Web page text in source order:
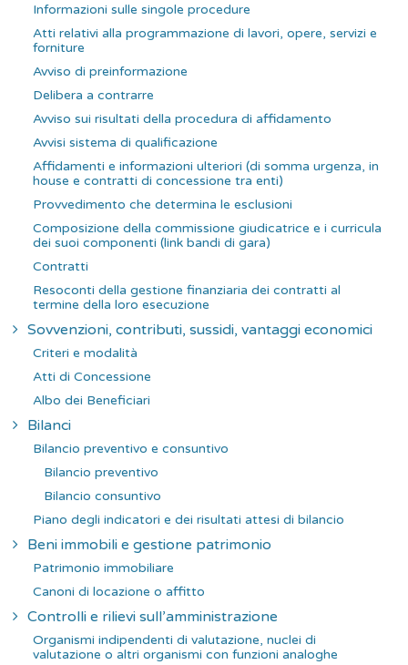
Informazioni sulle singole procedure
Atti relativi alla programmazione di lavori, opere, servizi e
forniture
Avviso di preinformazione
Delibera a contrarre
Avviso sui risultati della procedura di affidamento
Avvisi sistema di qualificazione
Affidamenti e informazioni ulteriori (di somma urgenza, in
house e contratti di concessione tra enti)
Provvedimento che determina le esclusioni
Composizione della commissione giudicatrice e i curricula
dei suoi componenti (link bandi di gara)
Contratti
Resoconti della gestione finanziaria dei contratti al
termine della loro esecuzione
Sovvenzioni, contributi, sussidi, vantaggi economici
Criteri e modalità
Atti di Concessione
Albo dei Beneficiari
Bilanci
Bilancio preventivo e consuntivo
Bilancio preventivo
Bilancio consuntivo
Piano degli indicatori e dei risultati attesi di bilancio
Beni immobili e gestione patrimonio
Patrimonio immobiliare
Canoni di locazione o affitto
Controlli e rilievi sull’amministrazione
Organismi indipendenti di valutazione, nuclei di
valutazione o altri organismi con funzioni analoghe